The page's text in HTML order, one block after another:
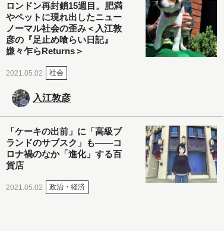
ロンドン再封鎖15週目。肥満
やペットに現れ出したニュー
ノーマル社会の歪み＜入江敦
彦の『足止め喰らい日記』
嫌々乍らReturns＞
2021.05.02 社会
入江敦彦
「ケーキの出前」に「高級ブ
ランドのサブスク」も――コ
ロナ禍のなか「進化」する百
貨店
2021.05.02 政治・経済